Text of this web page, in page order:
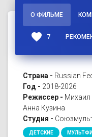
О ФИЛЬМЕ
favorite 7
Страна - Russian
Год - 2018-2026
Режиссер - Михаил
Анна Кузина
Студия -
ДЕТСКИЕ